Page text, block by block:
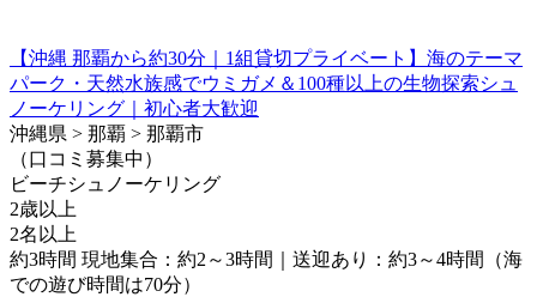
【沖縄 那覇から約30分｜1組貸切プライベート】海のテーマ
パーク・天然水族感でウミガメ＆100種以上の生物探索シュ
ノーケリング｜初心者大歓迎
沖縄県 > 那覇 > 那覇市
（口コミ募集中）
ビーチシュノーケリング
2歳以上
2名以上
約3時間 現地集合：約2～3時間｜送迎あり：約3～4時間（海
での遊び時間は70分）